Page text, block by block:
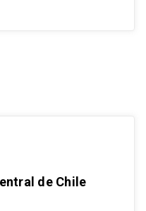
de Chile